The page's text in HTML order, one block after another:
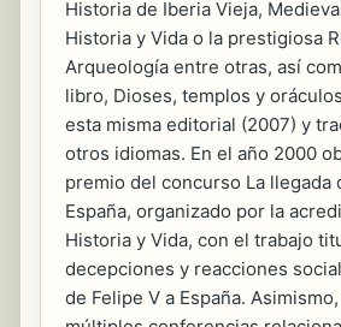
Historia de Iberia Vieja,
Historia y Vida o la prestigiosa
Arqueología entre otras, así
libro, Dioses, templos y
esta misma editorial (2007) y
otros idiomas. En el año 2000
premio del concurso La llegada
España, organizado por la
Historia y Vida, con el trabajo
decepciones y reacciones
de Felipe V a España.